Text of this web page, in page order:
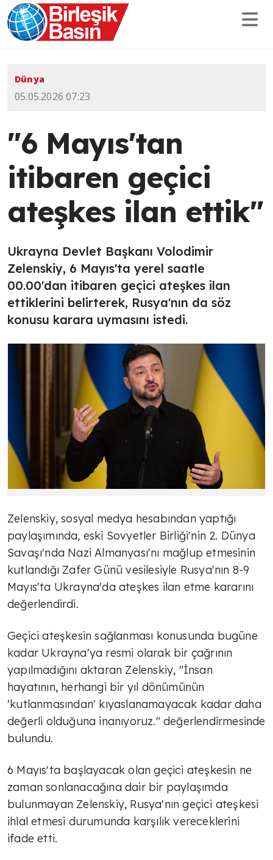
Dünya
05.05.2026 07:23
"6 Mayıs'tan
itibaren geçici
ateşkes ilan ettik"
Ukrayna Devlet Başkanı Volodimir
Zelenskiy, 6 Mayıs'ta yerel saatle
00.00'dan itibaren geçici ateşkes ilan
ettiklerini belirterek, Rusya'nın da söz
konusu karara uymasını istedi.
Zelenskiy, sosyal medya hesabından yaptığı
paylaşımında, eski Sovyetler Birliği'nin 2. Dünya
Savaşı'nda Nazi Almanyası'nı mağlup etmesinin
kutlandığı Zafer Günü vesilesiyle Rusya'nın 8-9
Mayıs'ta Ukrayna'da ateşkes ilan etme kararını
değerlendirdi.
Geçici ateşkesin sağlanması konusunda bugüne
kadar Ukrayna'ya resmi olarak bir çağrının
yapılmadığını aktaran Zelenskiy, "İnsan
hayatının, herhangi bir yıl dönümünün
'kutlanmasından' kıyaslanamayacak kadar daha
değerli olduğuna inanıyoruz." değerlendirmesinde
bulundu.
6 Mayıs'ta başlayacak olan geçici ateşkesin ne
zaman sonlanacağına dair bir paylaşımda
bulunmayan Zelenskiy, Rusya'nın geçici ateşkesi
ihlal etmesi durumunda karşılık vereceklerini
ifade etti.